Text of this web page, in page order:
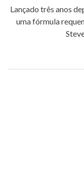
Lançado três anos
uma fórmula